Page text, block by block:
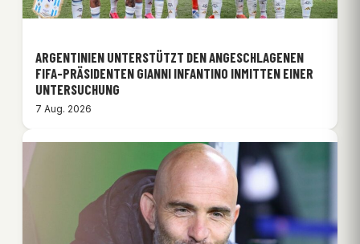
ARGENTINIEN UNTERSTÜTZT DEN ANGESCHLAGENEN
FIFA-PRÄSIDENTEN GIANNI INFANTINO INMITTEN EINER
UNTERSUCHUNG
7 Aug. 2026